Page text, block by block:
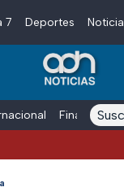
7 Deportes
Finanzas